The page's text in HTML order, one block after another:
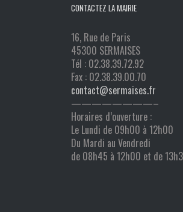
CONTACTEZ LA MAIRIE
16, Rue de Paris
45300 SERMAISES
Tél : 02.38.39.72.92
Fax : 02.38.39.00.70
contact@sermaises.fr
————————–
Horaires d’ouverture :
Le Lundi de 09h00 à 12h00
Du Mardi au Vendredi
de 08h45 à 12h00 et de